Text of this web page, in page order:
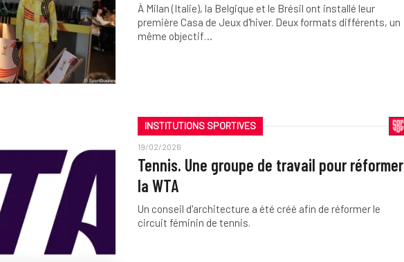
À Milan (Italie), la Belgique et le Brésil ont installé leur
première Casa de Jeux d'hiver. Deux formats différents, un
même objectif…
INSTITUTIONS SPORTIVES
19/02/2026
Tennis. Une groupe de travail pour réformer
la WTA
Un conseil d'architecture a été créé afin de réformer le
circuit féminin de tennis.